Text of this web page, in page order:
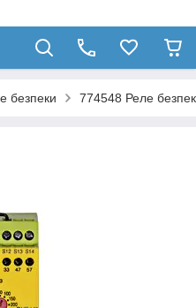
безпеки 774548 Реле